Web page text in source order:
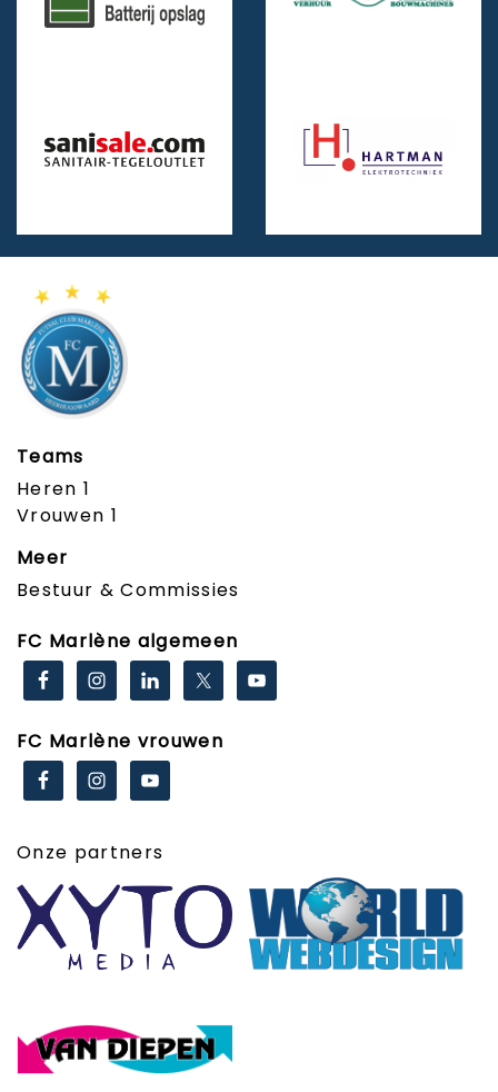
Teams
Heren 1
Vrouwen 1
Meer
Bestuur & Commissies
FC Marlène algemeen
FC Marlène vrouwen
Onze partners